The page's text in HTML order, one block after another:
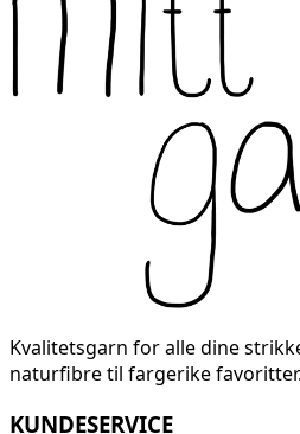
Kvalitetsgarn for alle dine
naturfibre til fargerike favoritter.
KUNDESERVICE